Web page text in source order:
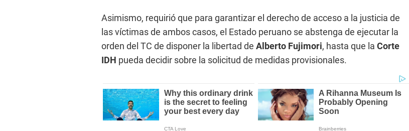
Asimismo, requirió que para garantizar el derecho de acceso a la justicia de
las víctimas de ambos casos, el Estado peruano se abstenga de ejecutar la
orden del TC de disponer la libertad de Alberto Fujimori, hasta que la Corte
IDH pueda decidir sobre la solicitud de medidas provisionales.